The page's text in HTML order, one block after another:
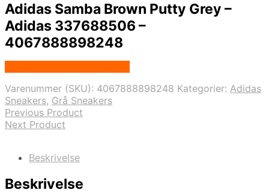
Adidas Samba Brown Putty Grey –
Adidas 337688506 –
4067888898248
Varenummer (SKU): 4067888898248 Kategorier: Adidas
Sneakers, Grå Sneakers
Previous Product
Next Product
Beskrivelse
Beskrivelse